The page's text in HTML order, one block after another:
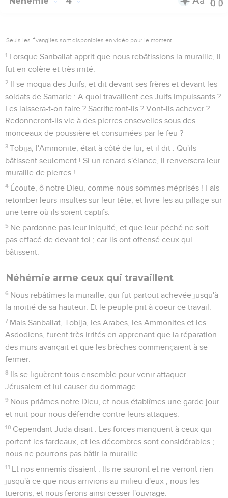
Seuls les Évangiles sont disponibles en vidéo pour le moment.
1 Lorsque Sanballat apprit que nous rebâtissions la muraille, il
fut en colère et très irrité.
2 Il se moqua des Juifs, et dit devant ses frères et devant les
soldats de Samarie : A quoi travaillent ces Juifs impuissants ?
Les laissera-t-on faire ? Sacrifieront-ils ? Vont-ils achever ?
Redonneront-ils vie à des pierres ensevelies sous des
monceaux de poussière et consumées par le feu ?
3 Tobija, l'Ammonite, était à côté de lui, et il dit : Qu'ils
bâtissent seulement ! Si un renard s'élance, il renversera leur
muraille de pierres !
4 Écoute, ô notre Dieu, comme nous sommes méprisés ! Fais
retomber leurs insultes sur leur tête, et livre-les au pillage sur
une terre où ils soient captifs.
5 Ne pardonne pas leur iniquité, et que leur péché ne soit
pas effacé de devant toi ; car ils ont offensé ceux qui
bâtissent.
Néhémie arme ceux qui travaillent
6 Nous rebâtîmes la muraille, qui fut partout achevée jusqu'à
la moitié de sa hauteur. Et le peuple prit à coeur ce travail.
7 Mais Sanballat, Tobija, les Arabes, les Ammonites et les
Asdodiens, furent très irrités en apprenant que la réparation
des murs avançait et que les brèches commençaient à se
fermer.
8 Ils se liguèrent tous ensemble pour venir attaquer
Jérusalem et lui causer du dommage.
9 Nous priâmes notre Dieu, et nous établîmes une garde jour
et nuit pour nous défendre contre leurs attaques.
10 Cependant Juda disait : Les forces manquent à ceux qui
portent les fardeaux, et les décombres sont considérables ;
nous ne pourrons pas bâtir la muraille.
11 Et nos ennemis disaient : Ils ne sauront et ne verront rien
jusqu'à ce que nous arrivions au milieu d'eux ; nous les
tuerons, et nous ferons ainsi cesser l'ouvrage.